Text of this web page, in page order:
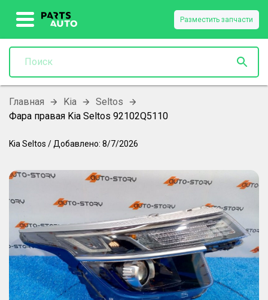
Разместить запчасти
Главная Kia
Seltos
Фара правая Kia Seltos 92102Q5110
Kia Seltos / Добавлено: 8/7/2026